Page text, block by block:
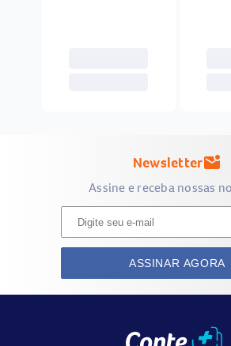
Newslettermark_email_unread
Assine e receba nossas
ASSINAR AGORA